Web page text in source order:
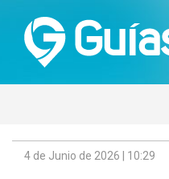
4 de Junio de 2026 | 10:29